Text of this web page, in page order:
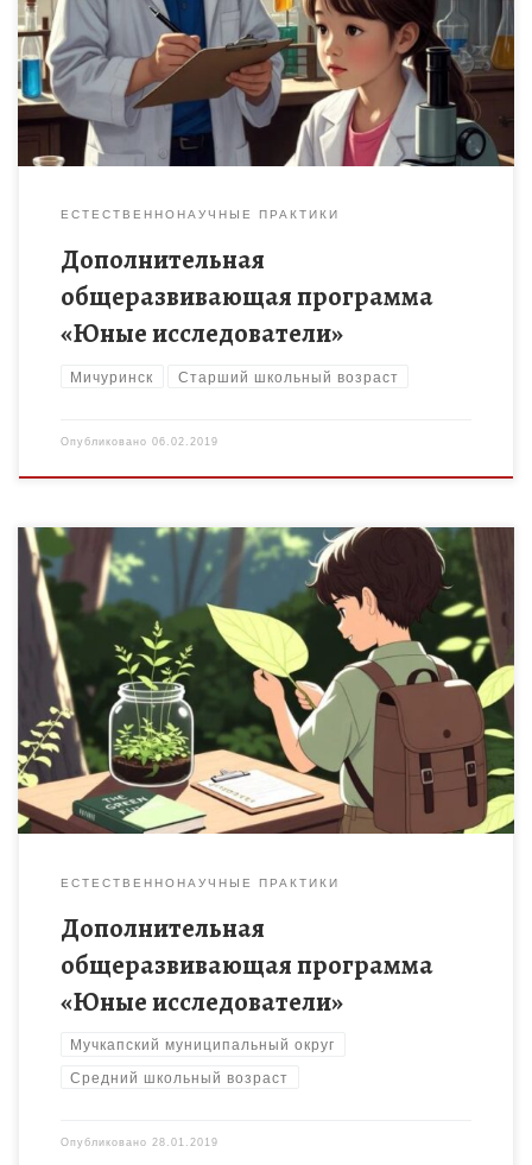
компетенций, научного и критического мышления
ЕСТЕСТВЕННОНАУЧНЫЕ ПРАКТИКИ
Дополнительная
общеразвивающая программа
«Юные исследователи»
Мичуринск Старший школьный возраст
Опубликовано 06.02.2019
Развитие у учащихся исследовательских навыков и
вовлечение их в практическую природоохранную
деятельность
ЕСТЕСТВЕННОНАУЧНЫЕ ПРАКТИКИ
Дополнительная
общеразвивающая программа
«Юные исследователи»
Мучкапский муниципальный округ
Средний школьный возраст
Опубликовано 28.01.2019